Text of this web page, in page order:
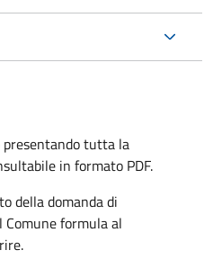
tutta la
in formato PDF.
della domanda di
formula al